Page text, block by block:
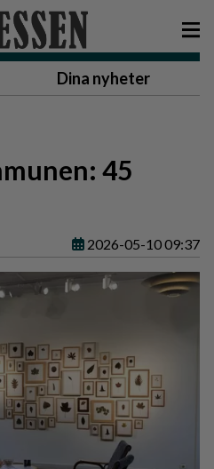
Dina nyheter
45
2026-05-10 09:37